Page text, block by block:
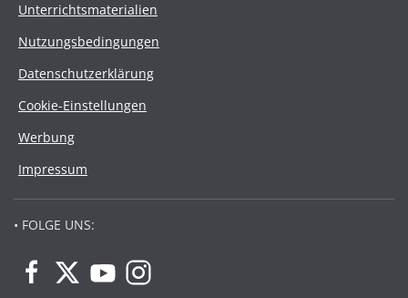
Unterrichtsmaterialien
Nutzungsbedingungen
Datenschutzerklärung
Cookie-Einstellungen
Werbung
Impressum
• FOLGE UNS: